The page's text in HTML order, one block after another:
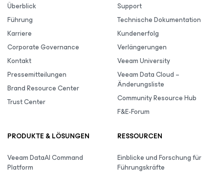
Überblick
Führung
Karriere
Corporate Governance
Kontakt
Pressemitteilungen
Brand Resource Center
Trust Center
Support
Technische Dokumentation
Kundenerfolg
Verlängerungen
Veeam University
Veeam Data Cloud –
Änderungsliste
Community Resource Hub
F&E-Forum
PRODUKTE & LÖSUNGEN
Veeam DataAI Command
Platform
RESSOURCEN
Einblicke und Forschung für
Führungskräfte